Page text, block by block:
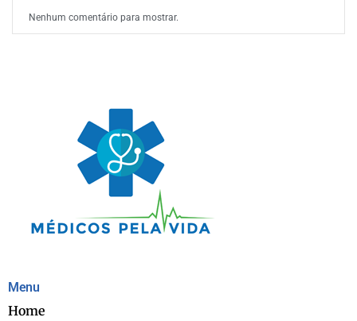
Nenhum comentário para mostrar.
Menu
Home